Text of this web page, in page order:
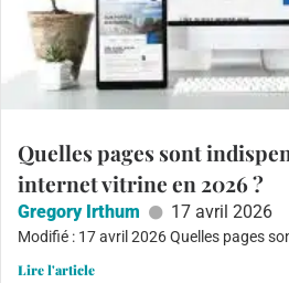
Quelles pages sont
internet vitrine en 2026 ?
Gregory Irthum 17 avril 2026
Modifié : 17 avril 2026 Quelles pages
Lire l'article